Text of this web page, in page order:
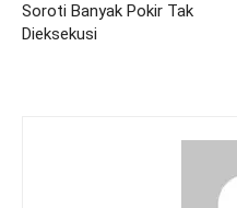
Soroti Banyak Pokir Tak
Dieksekusi